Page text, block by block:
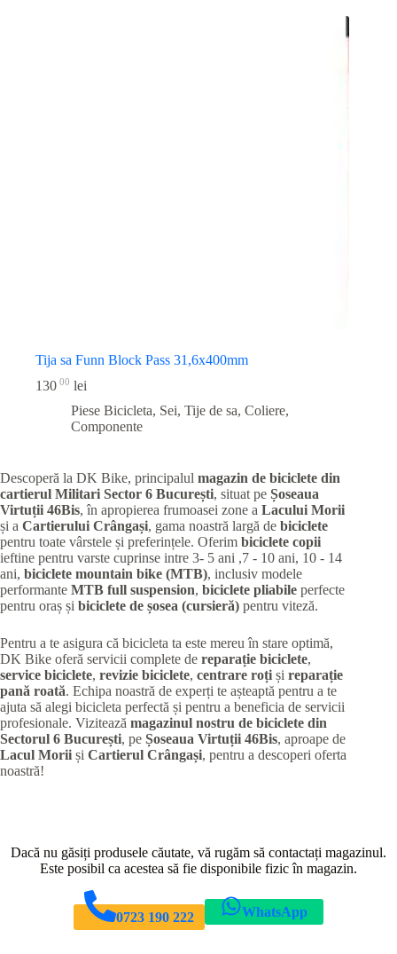
Tija sa Funn Block Pass 31,6x400mm
130 00 lei
Piese Bicicleta, Sei, Tije de sa, Coliere,
Componente
Descoperă la DK Bike, principalul magazin de biciclete din
cartierul Militari Sector 6 București, situat pe Șoseaua
Virtuții 46Bis, în apropierea frumoasei zone a Lacului Morii
și a Cartierului Crângași, gama noastră largă de biciclete
pentru toate vârstele și preferințele. Oferim biciclete copii
ieftine pentru varste cuprinse intre 3- 5 ani ,7 - 10 ani, 10 - 14
ani, biciclete mountain bike (MTB), inclusiv modele
performante MTB full suspension, biciclete pliabile perfecte
pentru oraș și biciclete de șosea (cursieră) pentru viteză.
Pentru a te asigura că bicicleta ta este mereu în stare optimă,
DK Bike oferă servicii complete de reparație biciclete,
service biciclete, revizie biciclete, centrare roți și reparație
pană roată. Echipa noastră de experți te așteaptă pentru a te
ajuta să alegi bicicleta perfectă și pentru a beneficia de servicii
profesionale. Vizitează magazinul nostru de biciclete din
Sectorul 6 București, pe Șoseaua Virtuții 46Bis, aproape de
Lacul Morii și Cartierul Crângași, pentru a descoperi oferta
noastră!
Dacă nu găsiți produsele căutate, vă rugăm să contactați magazinul.
Este posibil ca acestea să fie disponibile fizic în magazin.
0723 190 222 WhatsApp